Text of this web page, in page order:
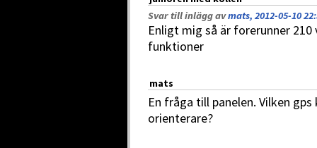
Svar till inlägg avmats, 2012-05-10
Enligt mig så är forerunner
funktioner
mats
En fråga till panelen. Vilken
orienterare?